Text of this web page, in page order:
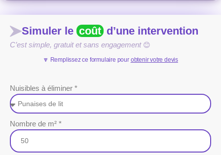
Simuler le coût d’une intervention
C’est simple, gratuit et sans engagement 😊
🔽 Remplissez ce formulaire pour obtenir votre devis
Nuisibles à éliminer *
Nombre de m² *